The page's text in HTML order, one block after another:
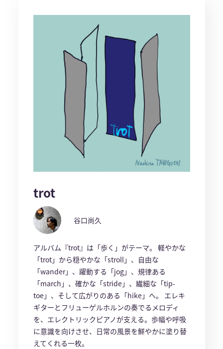
trot
谷口尚久
アルバム『trot』は「歩く」がテーマ。 軽やかな
「trot」から穏やかな「stroll」、自由な
「wander」、躍動する「jog」、規律ある
「march」、確かな「stride」、繊細な「tip-
toe」、そして広がりのある「hike」へ。 エレキ
ギターとフリューゲルホルンの奏でるメロディ
を、エレクトリックピアノが支える。歩幅や呼吸
に意識を向けさせ、日常の風景を鮮やかに塗り替
えてくれる一枚。